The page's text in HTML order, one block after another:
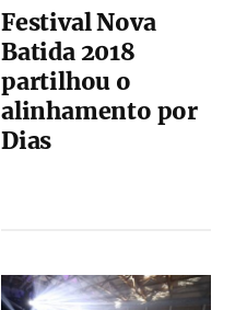
Festival Nova
Batida 2018
partilhou o
alinhamento por
Dias